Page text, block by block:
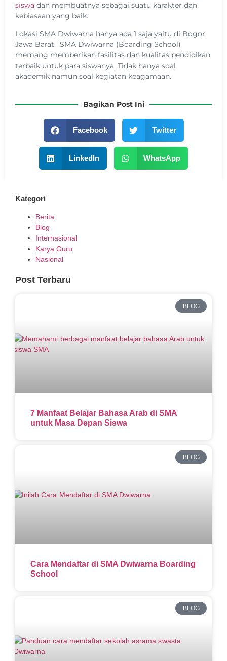
siswa dan membuatnya sebagai suatu karakter dan
kebiasaan yang baik.
Lokasi SMA Dwiwarna hanya ada 1 saja yaitu di Bogor,
Jawa Barat. SMA Dwiwarna (Boarding School)
memang memberikan fasilitas dan kualitas pendidikan
terbaik untuk para siswanya. Tidak hanya soal
akademik namun soal kegiatan keagamaan.
Bagikan Post Ini
Facebook Twitter
LinkedIn WhatsApp
Kategori
Berita
Blog
Internasional
Karya Guru
Nasional
Post Terbaru
BLOG
7 Manfaat Belajar Bahasa Arab di SMA
untuk Masa Depan Siswa
BLOG
Cara Mendaftar di SMA Dwiwarna Boarding
School
BLOG